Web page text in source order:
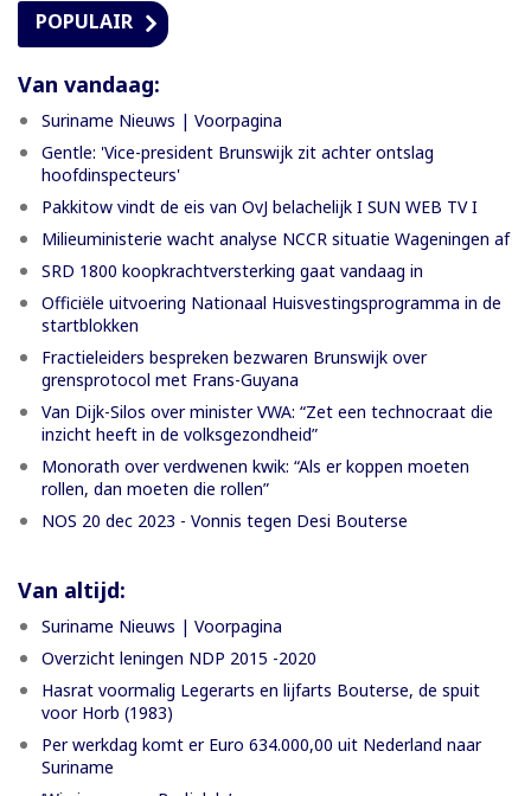
POPULAIR
Van vandaag:
Suriname Nieuws | Voorpagina
Gentle: 'Vice-president Brunswijk zit achter ontslag
hoofdinspecteurs'
Pakkitow vindt de eis van OvJ belachelijk I SUN WEB TV I
Milieuministerie wacht analyse NCCR situatie Wageningen af
SRD 1800 koopkrachtversterking gaat vandaag in
Officiële uitvoering Nationaal Huisvestingsprogramma in de
startblokken
Fractieleiders bespreken bezwaren Brunswijk over
grensprotocol met Frans-Guyana
Van Dijk-Silos over minister VWA: “Zet een technocraat die
inzicht heeft in de volksgezondheid”
Monorath over verdwenen kwik: “Als er koppen moeten
rollen, dan moeten die rollen”
NOS 20 dec 2023 - Vonnis tegen Desi Bouterse
Van altijd:
Suriname Nieuws | Voorpagina
Overzicht leningen NDP 2015 -2020
Hasrat voormalig Legerarts en lijfarts Bouterse, de spuit
voor Horb (1983)
Per werkdag komt er Euro 634.000,00 uit Nederland naar
Suriname